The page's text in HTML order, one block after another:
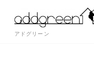
アドグリーン